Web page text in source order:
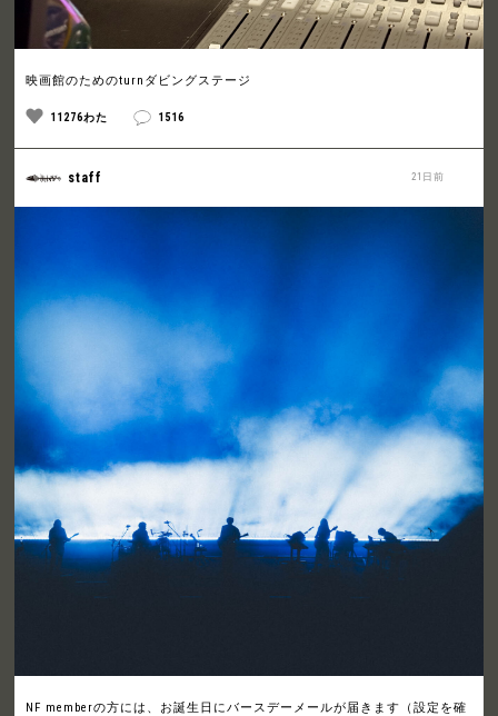
映画館のためのturnダビングステージ
11276わた 1516
21日前
staff
NF memberの方には、お誕生日にバースデーメールが届きます（設定を確